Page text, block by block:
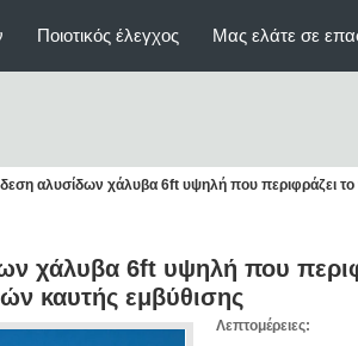
Ποιοτικός έλεγχος Μας ελάτε σε
αλυσίδων χάλυβα 6ft υψηλή που περιφράζει το
χάλυβα 6ft υψηλή που
καυτής εμβύθισης
Λεπτομέρειες: